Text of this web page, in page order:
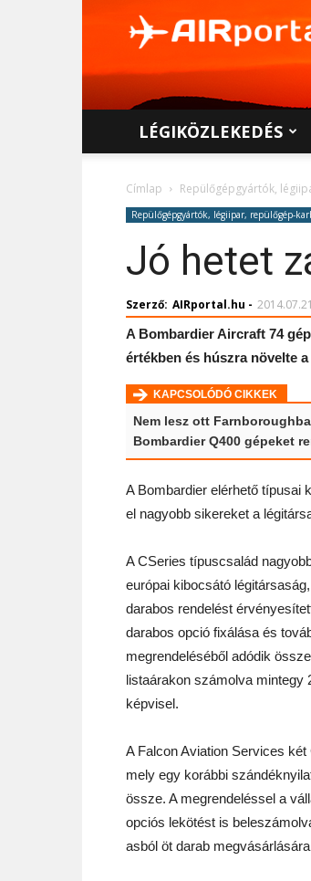
LÉGIKÖZLEKEDÉS
Címlap Repülőgépgyártók,
Repülőgépgyártók, légiipar, repülőgép-
Jó hetet
Szerző: AIRportal.hu -
A Bombardier Aircraft 74
értékben és húszra növelte
KAPCSOLÓDÓ CIKKEK
Nem lesz ott
Bombardier Q400 gépeket
A Bombardier elérhető típusai
el nagyobb sikereket a
A CSeries típuscsalád
európai kibocsátó
darabos rendelést
darabos opció fixálása és
megrendeléséből adódik
listaárakon számolva mintegy
képvisel.
A Falcon Aviation Services
mely egy korábbi
össze. A megrendeléssel a
opciós lekötést is
asból öt darab